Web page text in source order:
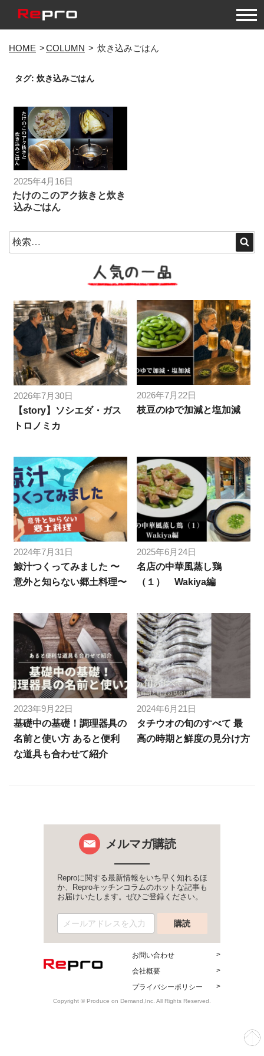
HOME COLUMN 炊き込みごはん
タグ: 炊き込みごはん
投
稿
日:
2025年4月16日
たけのこのアク抜きと炊き
込みごはん
検
索:
索
2026年7月30日
【story】ソシエダ・ガス
トロノミカ
2026年7月22日
枝豆のゆで加減と塩加減
2024年7月31日
鯨汁つくってみました 〜
意外と知らない郷土料理〜
2025年6月24日
名店の中華風蒸し鶏
（１） Wakiya編
2023年9月22日
基礎中の基礎！調理器具の
名前と使い方 あると便利
な道具も合わせて紹介
2024年6月21日
タチウオの旬のすべて 最
高の時期と鮮度の見分け方
メルマガ購読
Reproに関する最新情報をいち早く知れるほ
か、Reproキッチンコラムのホットな記事も
お届けいたします。ぜひご登録ください。
お問い合わせ
会社概要
プライバシーポリシー
Copyright © Produce on Demand,Inc. All Rights Reserved.